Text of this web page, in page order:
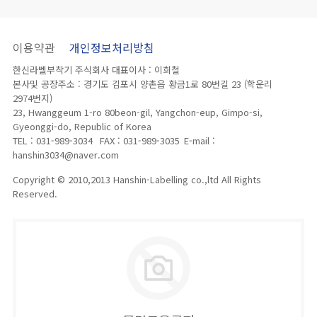
이용약관 개인정보처리방침
한신라벨부착기 주식회사 대표이사 : 이희철
본사및 공장주소 : 경기도 김포시 양촌읍 황금1로 80번길 23 (학운리
2974번지)
23, Hwanggeum 1-ro 80beon-gil, Yangchon-eup, Gimpo-si,
Gyeonggi-do, Republic of Korea
TEL : 031-989-3034 FAX : 031-989-3035 E-mail :
hanshin3034@naver.com
Copyright © 2010,2013 Hanshin-Labelling co.,ltd All Rights
Reserved.